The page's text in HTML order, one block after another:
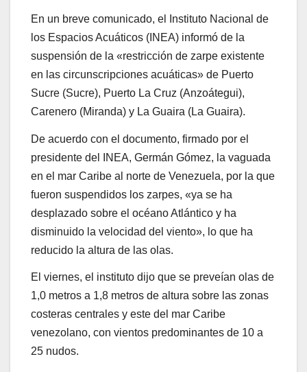
En un breve comunicado, el Instituto Nacional de
los Espacios Acuáticos (INEA) informó de la
suspensión de la «restricción de zarpe existente
en las circunscripciones acuáticas» de Puerto
Sucre (Sucre), Puerto La Cruz (Anzoátegui),
Carenero (Miranda) y La Guaira (La Guaira).
De acuerdo con el documento, firmado por el
presidente del INEA, Germán Gómez, la vaguada
en el mar Caribe al norte de Venezuela, por la que
fueron suspendidos los zarpes, «ya se ha
desplazado sobre el océano Atlántico y ha
disminuido la velocidad del viento», lo que ha
reducido la altura de las olas.
El viernes, el instituto dijo que se preveían olas de
1,0 metros a 1,8 metros de altura sobre las zonas
costeras centrales y este del mar Caribe
venezolano, con vientos predominantes de 10 a
25 nudos.